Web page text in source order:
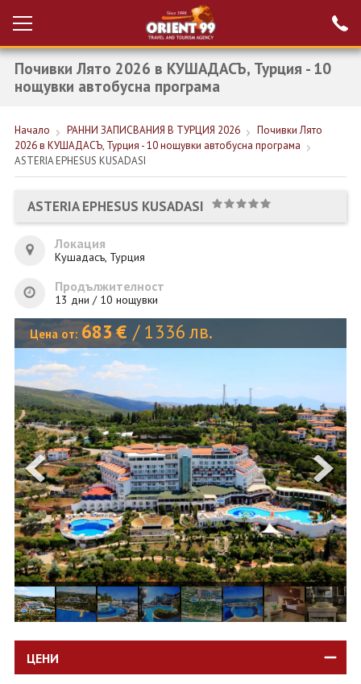
Вход за агенти
Проверка на
резервация
НОВА ГОДИНА ТУРЦИЯ
НОВА ГОДИНА
ПОЧИВКИ
КРУИЗИ
ЕКЗОТИКА
ОЩЕ
ЗА НАС
КОНТАКТИ
ФИРМЕНИ ДОКУМЕНТИ
0700 144 34 Запитване
ПОСЛЕДВАЙТЕ НИ
Почивки Лято 2026 в КУШАДАСЪ, Турция - 10
нощувки автобусна програма
Начало РАННИ ЗАПИСВАНИЯ В ТУРЦИЯ 2026
Почивки Лято
2026 в КУШАДАСЪ, Турция - 10 нощувки автобусна програма
ASTERIA EPHESUS KUSADASI
ASTERIA EPHESUS KUSADASI
Локация
Кушадасъ, Турция
Продължителност
13 дни / 10 нощувки
Цена от: 683€ / 1336 лв.
ЦЕНИ